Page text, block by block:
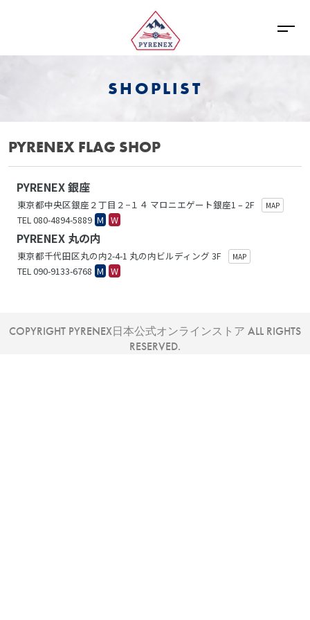
SHOPLIST
PYRENEX FLAG SHOP
PYRENEX 銀座
東京都中央区銀座２丁目２−１４ マロニエゲート銀座1 – 2F MAP
TEL 080-4894-5889 M W
PYRENEX 丸の内
東京都千代田区丸の内2-4-1 丸の内ビルディング 3F MAP
TEL 090-9133-6768 M W
COPYRIGHT PYRENEX日本公式オンラインストア ALL RIGHTS
RESERVED.